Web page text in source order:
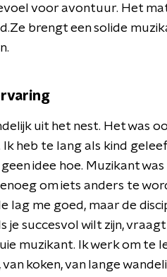
voor avontuur. Het
brengt een solide
uit het nest. Het was
Ik heb te lang als kind
idee hoe. Muzikant
om iets anders te
lag me goed, maar de
je succesvol wilt zijn,
muzikant. Ik werk om te
van koken, van lange